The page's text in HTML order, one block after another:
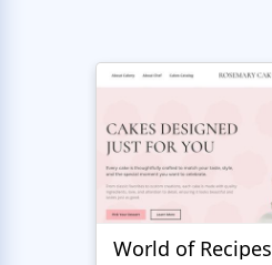
World of Recipes